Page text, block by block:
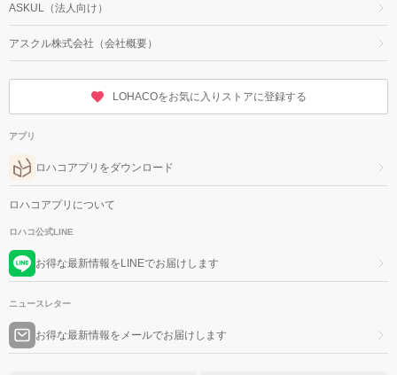
ASKUL（法人向け）
アスクル株式会社（会社概要）
LOHACOをお気に入りストアに登録する
アプリ
ロハコアプリをダウンロード
ロハコアプリについて
ロハコ公式LINE
お得な最新情報をLINEでお届けします
ニュースレター
お得な最新情報をメールでお届けします